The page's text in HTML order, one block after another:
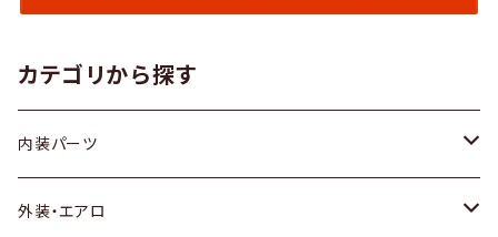
カテゴリから探す
内装パーツ
トヨタ
外装・エアロ